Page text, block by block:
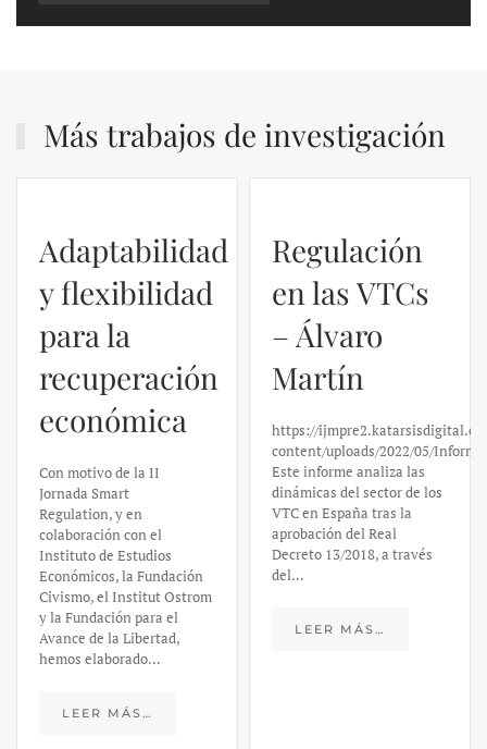
Más trabajos de investigación
Adaptabilidad
y flexibilidad
para la
recuperación
económica
Con motivo de la II
Jornada Smart
Regulation, y en
colaboración con el
Instituto de Estudios
Económicos, la Fundación
Civismo, el Institut Ostrom
y la Fundación para el
Avance de la Libertad,
hemos elaborado…
LEER MÁS…
Regulación
en las VTCs
– Álvaro
Martín
https://
content/uploads/2022/05/
Este informe analiza las
dinámicas del sector de los
VTC en España tras la
aprobación del Real
Decreto 13/2018, a través
del…
LEER MÁS…